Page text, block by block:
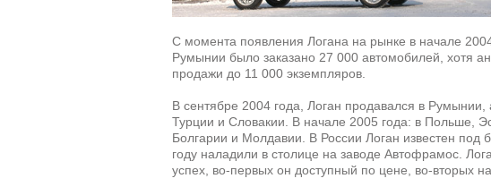
С момента появления Логана на рынке в начале
Румынии было заказано 27 000 автомобилей, хотя
продажи до 11 000 экземпляров.
В сентябре 2004 года, Логан продавался в Румынии,
Турции и Словакии. В начале 2005 года: в Польше,
Болгарии и Молдавии. В России Логан известен под
году наладили в столице на заводе Автофрамос.
успех, во-первых он доступный по цене, во-вторых